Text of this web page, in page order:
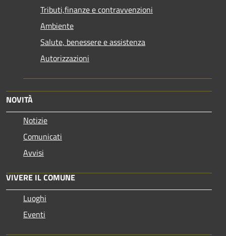
Tributi,finanze e contravvenzioni
Ambiente
Salute, benessere e assistenza
Autorizzazioni
NOVITÀ
Notizie
Comunicati
Avvisi
VIVERE IL COMUNE
Luoghi
Eventi